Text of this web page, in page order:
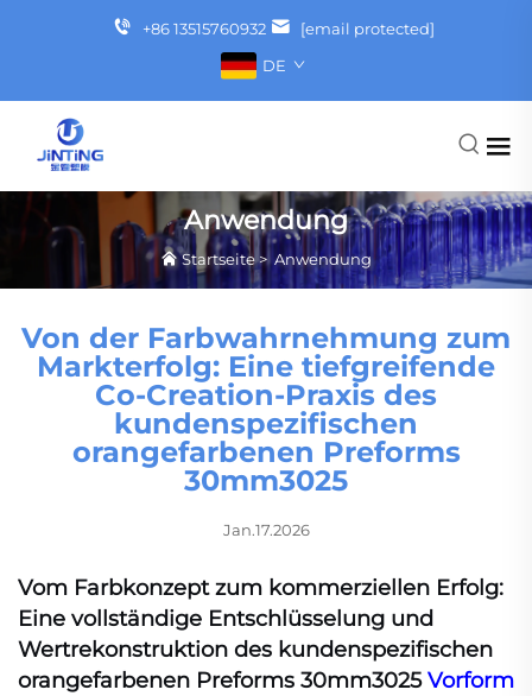
+86 13515760932
[email protected]
DE
Anwendung
Startseite> Anwendung
Von der Farbwahrnehmung zum
Markterfolg: Eine tiefgreifende
Co-Creation-Praxis des
kundenspezifischen
orangefarbenen Preforms
30mm3025
Jan.17.2026
Vom Farbkonzept zum kommerziellen Erfolg:
Eine vollständige Entschlüsselung und
Wertrekonstruktion des kundenspezifischen
orangefarbenen Preforms 30mm3025Vorform